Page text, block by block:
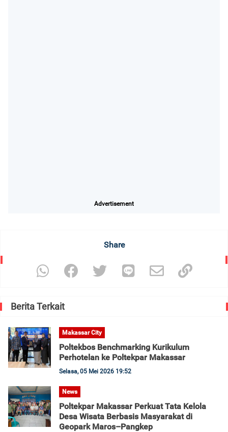
Advertisement
Share
Berita Terkait
Makassar City
Poltekbos Benchmarking Kurikulum
Perhotelan ke Poltekpar Makassar
Selasa, 05 Mei 2026 19:52
News
Poltekpar Makassar Perkuat Tata Kelola
Desa Wisata Berbasis Masyarakat di
Geopark Maros–Pangkep